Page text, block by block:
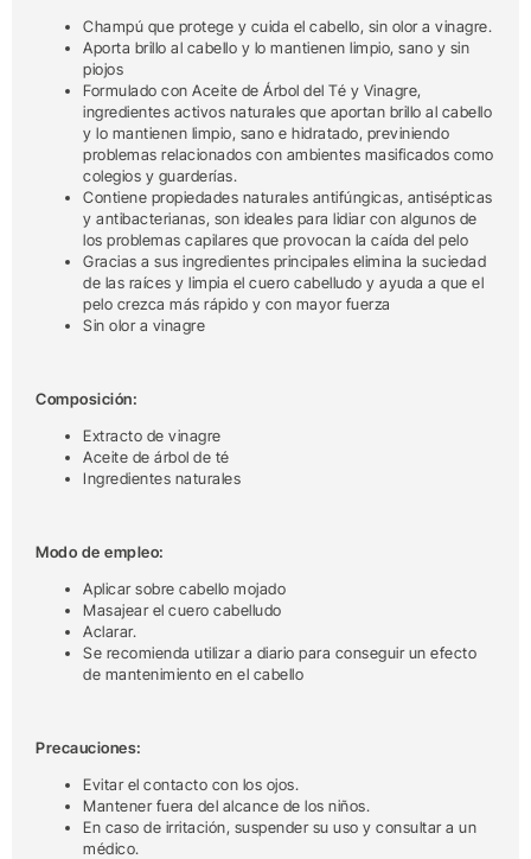
Champú que protege y cuida el cabello, sin olor a vinagre.
Aporta brillo al cabello y lo mantienen limpio, sano y sin
piojos
Formulado con Aceite de Árbol del Té y Vinagre,
ingredientes activos naturales que aportan brillo al cabello
y lo mantienen limpio, sano e hidratado, previniendo
problemas relacionados con ambientes masificados como
colegios y guarderías.
Contiene propiedades naturales antifúngicas, antisépticas
y antibacterianas, son ideales para lidiar con algunos de
los problemas capilares que provocan la caída del pelo
Gracias a sus ingredientes principales elimina la suciedad
de las raíces y limpia el cuero cabelludo y ayuda a que el
pelo crezca más rápido y con mayor fuerza
Sin olor a vinagre
Composición:
Extracto de vinagre
Aceite de árbol de té
Ingredientes naturales
Modo de empleo:
Aplicar sobre cabello mojado
Masajear el cuero cabelludo
Aclarar.
Se recomienda utilizar a diario para conseguir un efecto
de mantenimiento en el cabello
Precauciones:
Evitar el contacto con los ojos.
Mantener fuera del alcance de los niños.
En caso de irritación, suspender su uso y consultar a un
médico.